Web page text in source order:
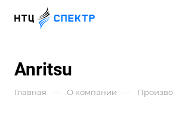
Anritsu
Главная — О компании —